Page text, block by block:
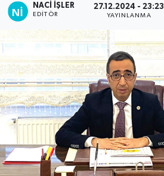
NACI İŞLER
EDITÖR
27.12.2024 - 23:23
YAYINLANMA